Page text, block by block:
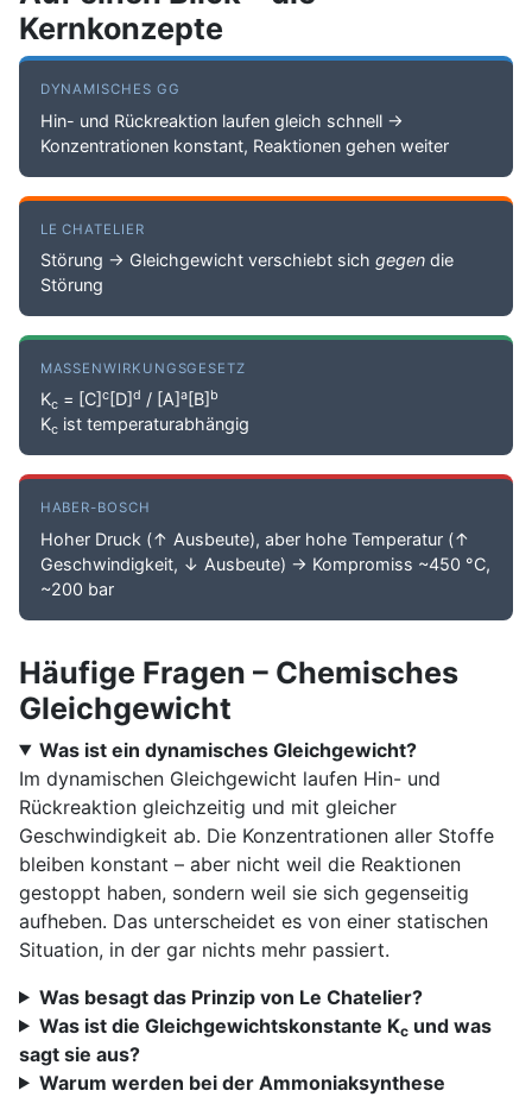
Kernkonzepte
DYNAMISCHES GG
Hin- und Rückreaktion laufen gleich schnell →
Konzentrationen konstant, Reaktionen gehen weiter
LE CHATELIER
Störung → Gleichgewicht verschiebt sich gegendie
Störung
MASSENWIRKUNGSGESETZ
Kc= [C]c[D]d / [A]a[B] b
Kcist temperaturabhängig
HABER-BOSCH
Hoher Druck (↑ Ausbeute), aber hohe Temperatur (↑
Geschwindigkeit, ↓ Ausbeute) → Kompromiss ~450 °C,
~200 bar
Häufige Fragen – Chemisches
Gleichgewicht
Was ist ein dynamisches Gleichgewicht?
Im dynamischen Gleichgewicht laufen Hin- und
Rückreaktion gleichzeitig und mit gleicher
Geschwindigkeit ab. Die Konzentrationen aller Stoffe
bleiben konstant – aber nicht weil die Reaktionen
gestoppt haben, sondern weil sie sich gegenseitig
aufheben. Das unterscheidet es von einer statischen
Situation, in der gar nichts mehr passiert.
Was besagt das Prinzip von Le Chatelier?
Was ist die Gleichgewichtskonstante Kcund was
sagt sie aus?
Warum werden bei der Ammoniaksynthese